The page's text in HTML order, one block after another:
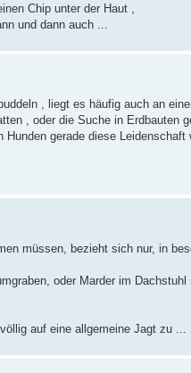
Chip unter der Haut ,
und dann auch ...
, liegt es häufig auch an
, oder die Suche in Erdbauten
gerade diese Leidenschaft
müssen, bezieht sich nur, in
oder Marder im Dachstuhl
auf eine allgemeine Jagt zu ...